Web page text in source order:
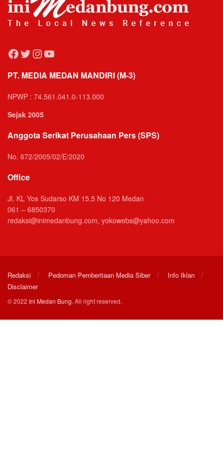
Facebook
Twitter
Instagram
YouTube
PT. MEDIA MEDAN MANDIRI (M-3)
NPWP : 74.561.041.0-113.000
Sejak 2005
Anggota Serikat Perusahaan Pers (SPS)
No. 672/2005/02/E/2020
Office
Jl. KL Yos Sudarso KM 15,5 No 120 Medan
061 – 6850370
redaksi@inimedanbung.com, yokowebs@yahoo.com
Redaksi Pedoman Pemberitaan Media Siber
Info Iklan
Disclaimer
© 2022 Ini Medan Bung. All right reserved.